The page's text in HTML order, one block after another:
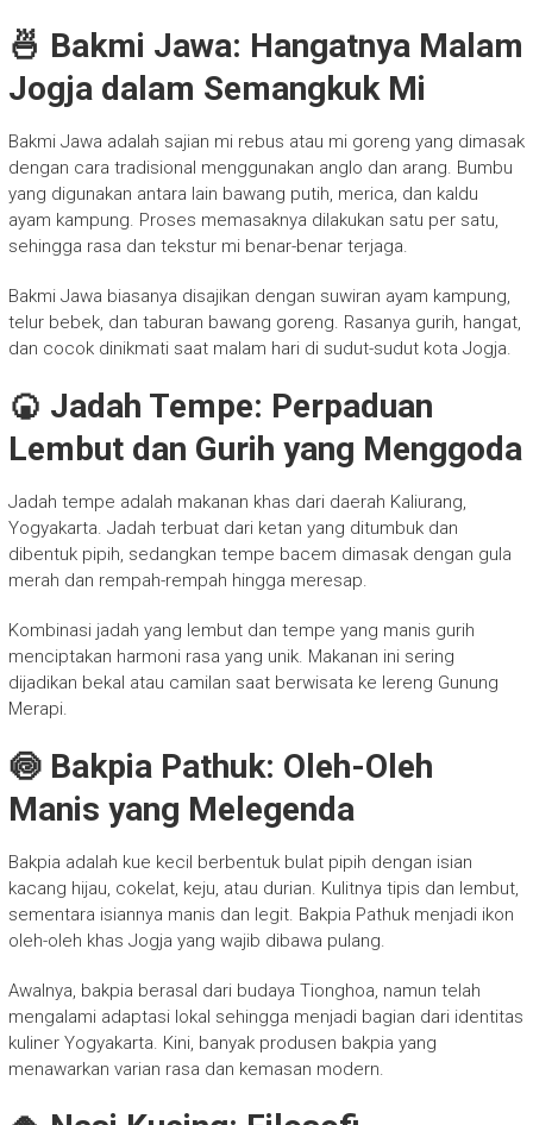
🍜 Bakmi Jawa: Hangatnya Malam
Jogja dalam Semangkuk Mi
Bakmi Jawa adalah sajian mi rebus atau mi goreng yang dimasak
dengan cara tradisional menggunakan anglo dan arang. Bumbu
yang digunakan antara lain bawang putih, merica, dan kaldu
ayam kampung. Proses memasaknya dilakukan satu per satu,
sehingga rasa dan tekstur mi benar-benar terjaga.
Bakmi Jawa biasanya disajikan dengan suwiran ayam kampung,
telur bebek, dan taburan bawang goreng. Rasanya gurih, hangat,
dan cocok dinikmati saat malam hari di sudut-sudut kota Jogja.
🍘 Jadah Tempe: Perpaduan
Lembut dan Gurih yang Menggoda
Jadah tempe adalah makanan khas dari daerah Kaliurang,
Yogyakarta. Jadah terbuat dari ketan yang ditumbuk dan
dibentuk pipih, sedangkan tempe bacem dimasak dengan gula
merah dan rempah-rempah hingga meresap.
Kombinasi jadah yang lembut dan tempe yang manis gurih
menciptakan harmoni rasa yang unik. Makanan ini sering
dijadikan bekal atau camilan saat berwisata ke lereng Gunung
Merapi.
🍥 Bakpia Pathuk: Oleh-Oleh
Manis yang Melegenda
Bakpia adalah kue kecil berbentuk bulat pipih dengan isian
kacang hijau, cokelat, keju, atau durian. Kulitnya tipis dan lembut,
sementara isiannya manis dan legit. Bakpia Pathuk menjadi ikon
oleh-oleh khas Jogja yang wajib dibawa pulang.
Awalnya, bakpia berasal dari budaya Tionghoa, namun telah
mengalami adaptasi lokal sehingga menjadi bagian dari identitas
kuliner Yogyakarta. Kini, banyak produsen bakpia yang
menawarkan varian rasa dan kemasan modern.